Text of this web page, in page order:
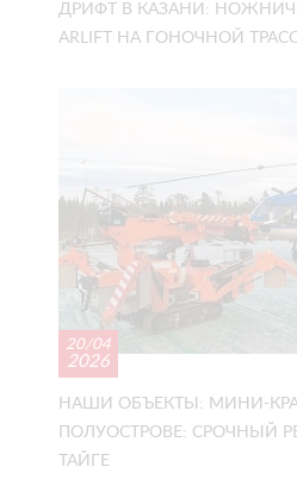
ДРИФТ В КАЗАНИ:
ARLIFT НА ГОНОЧНОЙ
20/04
2026
НАШИ ОБЪЕКТЫ: МИНИ-
ПОЛУОСТРОВЕ: СРОЧНЫЙ
ТАЙГЕ